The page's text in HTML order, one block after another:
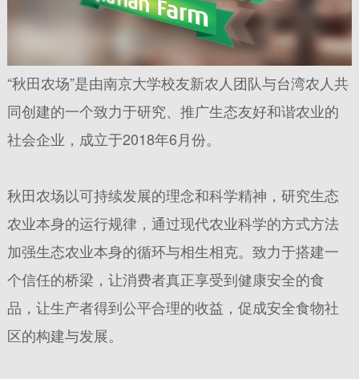
“秋田农场”是由南京大学校友新农人团队与台湾农人共
同创建的一个致力于研究、推广生态友好和谐农业的
社会企业，成立于2018年6月份。
秋田农场以可持续发展的理念和科学精神，研究生态
农业本身的运行规律，通过现代农业科学的方式方法
加强生态农业本身的循环与相生相克。 致力于搭建一
个信任的桥梁，让消费者真正享受到健康安全的食
品，让生产者得到公平合理的收益，促成安全食物社
区的构建与发展。